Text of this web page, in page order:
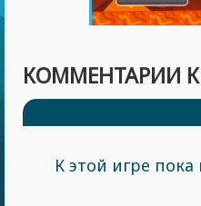
КОММЕНТАРИИ К
К этой игре